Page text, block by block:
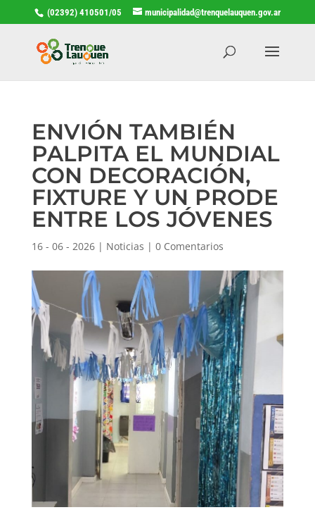
(02392) 410501/05 municipalidad@trenquelauquen.gov.ar
ENVIÓN TAMBIÉN
PALPITA EL MUNDIAL
CON DECORACIÓN,
FIXTURE Y UN PRODE
ENTRE LOS JÓVENES
16 - 06 - 2026| Noticias | 0 Comentarios